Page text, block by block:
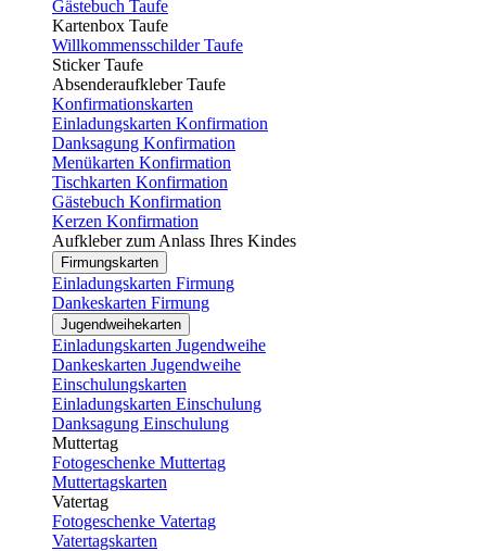
Gästebuch Taufe
Kartenbox Taufe
Willkommensschilder Taufe
Sticker Taufe
Absenderaufkleber Taufe
Konfirmationskarten
Einladungskarten Konfirmation
Danksagung Konfirmation
Menükarten Konfirmation
Tischkarten Konfirmation
Gästebuch Konfirmation
Kerzen Konfirmation
Aufkleber zum Anlass Ihres Kindes
Firmungskarten
Einladungskarten Firmung
Dankeskarten Firmung
Jugendweihekarten
Einladungskarten Jugendweihe
Dankeskarten Jugendweihe
Einschulungskarten
Einladungskarten Einschulung
Danksagung Einschulung
Muttertag
Fotogeschenke Muttertag
Muttertagskarten
Vatertag
Fotogeschenke Vatertag
Vatertagskarten